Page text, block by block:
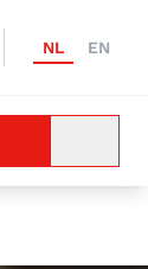
NL EN